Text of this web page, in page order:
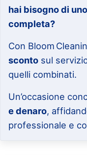
hai bisogno di
completa?
Con Bloom
sconto sul
quelli combinati.
Un’occasione
e denaro,
professionale e